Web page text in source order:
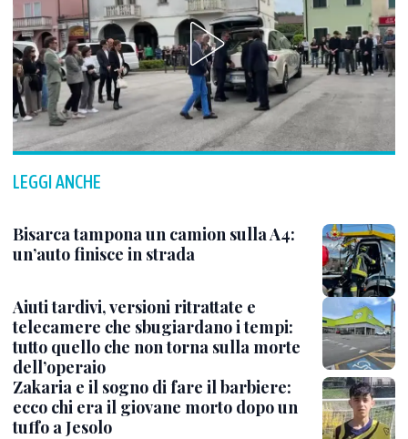
LEGGI ANCHE
Bisarca tampona un camion sulla A4:
un’auto finisce in strada
Aiuti tardivi, versioni ritrattate e
telecamere che sbugiardano i tempi:
tutto quello che non torna sulla morte
dell’operaio
Zakaria e il sogno di fare il barbiere:
ecco chi era il giovane morto dopo un
tuffo a Jesolo